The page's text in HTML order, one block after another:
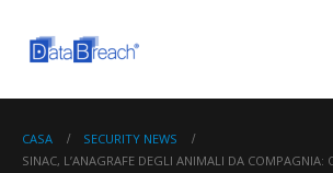
CASA
SECURITY NEWS
SINAC, L’ANAGRAFE DEGLI ANIMALI DA COMPAGNIA: